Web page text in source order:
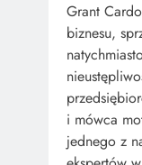
Grant
biznesu,
i mówca
jednego z